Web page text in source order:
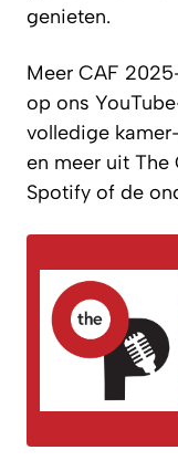
genieten.
Meer CAF
op ons
volledige
en meer uit The
Spotify of de